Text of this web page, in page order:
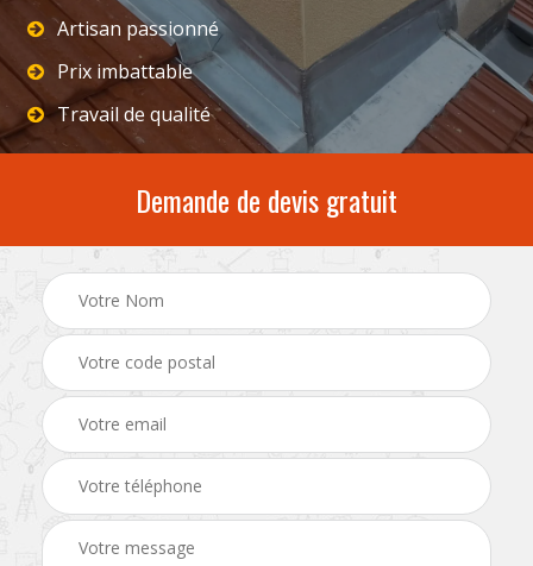
Artisan passionné
Prix imbattable
Travail de qualité
Demande de devis gratuit